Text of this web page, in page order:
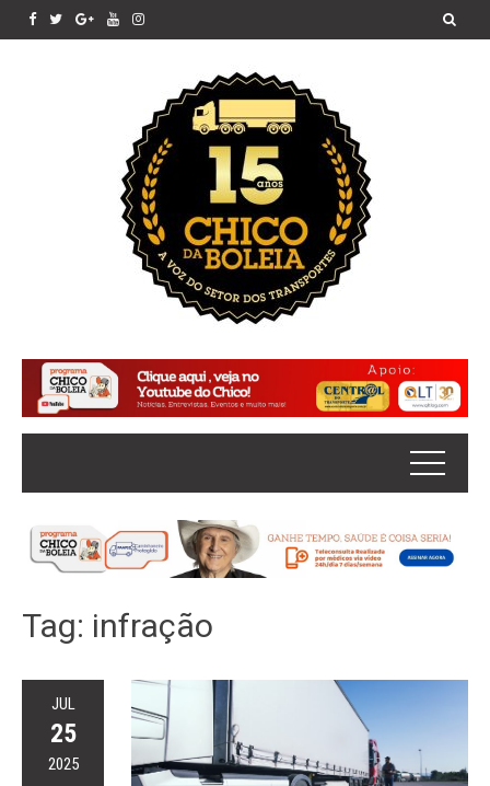
Tag: infração
JUL
25
2025